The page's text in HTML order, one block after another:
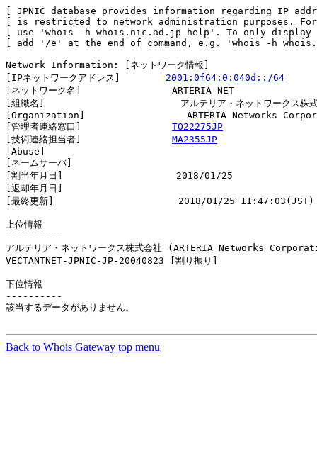
[ JPNIC database provides information regarding IP
[ is restricted to network administration purposes.
[ use 'whois -h whois.nic.ad.jp help'. To only
[ add '/e' at the end of command, e.g. 'whois -h
Network Information: [ネットワーク情報]
[IPネットワークアドレス] 2001:0f64:0:040d::/64
[ネットワーク名]                ARTERIA-NET
[組織名]                        アルテリア・ネットワークス株式
[Organization]                  ARTERIA Networks
[管理者連絡窓口] TO22275JP
[技術連絡担当者] MA2355JP
[Abuse]
[ネームサーバ]
[割当年月日]                    2018/01/25
[返却年月日]
[最終更新]                      2018/01/25 11:47:03(JST)
上位情報
----------
アルテリア・ネットワークス株式会社 (ARTERIA Networks
VECTANTNET-JPNIC-JP-20040823 [割
下位情報
----------
該当するデータがありません。
Back to Whois Gateway top menu